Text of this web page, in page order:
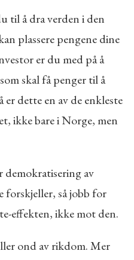
til å dra verden i den
plassere pengene dine
er du med på å
skal få penger til å
dette en av de enkleste
ikke bare i Norge, men
av
så jobb for
effekten, ikke mot den.
ond av rikdom. Mer